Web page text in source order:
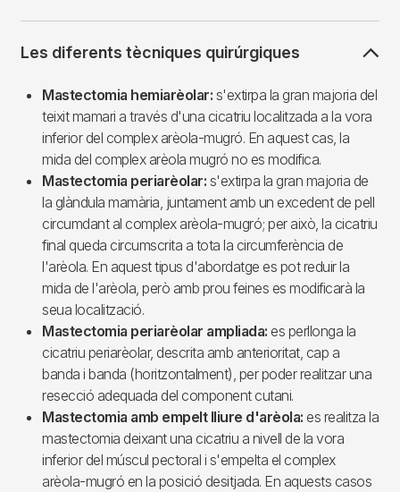
Les diferents tècniques quirúrgiques
Mastectomia hemiarèolar: s'extirpa la gran majoria del
teixit mamari a través d'una cicatriu localitzada a la vora
inferior del complex arèola-mugró. En aquest cas, la
mida del complex arèola mugró no es modifica.
Mastectomia periarèolar: s'extirpa la gran majoria de
la glàndula mamària, juntament amb un excedent de pell
circumdant al complex arèola-mugró; per això, la cicatriu
final queda circumscrita a tota la circumferència de
l'arèola. En aquest tipus d'abordatge es pot reduir la
mida de l'arèola, però amb prou feines es modificarà la
seua localització.
Mastectomia periarèolar ampliada: es perllonga la
cicatriu periarèolar, descrita amb anterioritat, cap a
banda i banda (horitzontalment), per poder realitzar una
resecció adequada del component cutani.
Mastectomia amb empelt lliure d'arèola: es realitza la
mastectomia deixant una cicatriu a nivell de la vora
inferior del múscul pectoral i s'empelta el complex
arèola-mugró en la posició desitjada. En aquests casos